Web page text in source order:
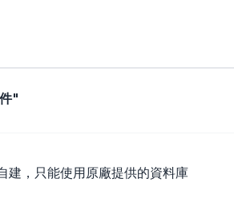
"
建，只能使用原廠提供的資料庫